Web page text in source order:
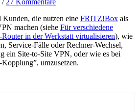
die nutzen eine FRITZ!Box als
machen (siehe Für verschiedene
in der Werkstatt virtualisieren), wie
Service-Fälle oder Rechner-Wechsel,
ein Site-to-Site VPN, oder wie es bei
umzusetzen.